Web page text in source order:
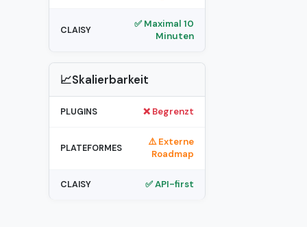
✅ Maximal 10
Minuten
📈Skalierbarkeit
❌ Begrenzt
⚠️ Externe
Roadmap
✅ API-first